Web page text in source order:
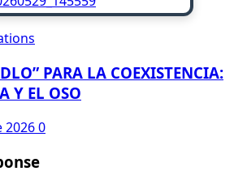
PARA LA COEXISTENCIA:
Y EL OSO
20260